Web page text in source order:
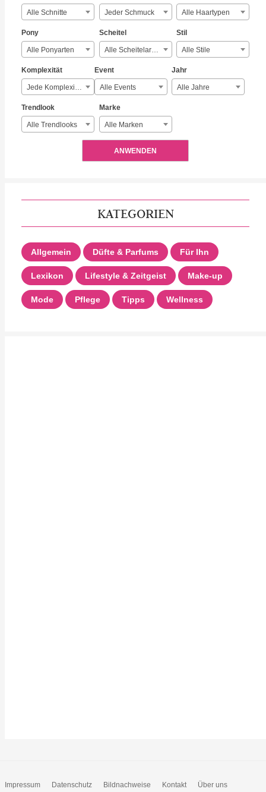
Alle Schnitte Jeder Schmuck Alle Haartypen
Pony
Alle Ponyarten
Scheitel
Alle Scheitelarten
Stil
Alle Stile
Komplexität
Jede Komplexität
Event
Alle Events
Jahr
Alle Jahre
Trendlook
Alle Trendlooks
Marke
Alle Marken
ANWENDEN
KATEGORIEN
Allgemein Düfte & Parfums Für Ihn
Lexikon Lifestyle & Zeitgeist Make-up
Mode Pflege Tipps Wellness
Impressum Datenschutz Bildnachweise Kontakt Über uns